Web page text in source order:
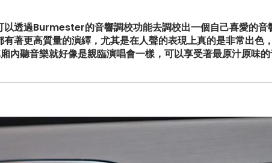
以透過Burmester的音響調校功能去調校出一個自己喜愛的
著更高質量的演繹，尤其是在人聲的表現上真的是非常出色
內聽音樂就好像是親臨演唱會一樣，可以享受著最原汁原味的
【真正碳為觀止!! McLaren 720S升
級攻略】
Instagram Reels】
【全球限量一部!! McLaren 650S
Project Kilo升級攻略】
【比原裝M3更像一
新V2包圍】
排氣升級】
【LARTE-Design: